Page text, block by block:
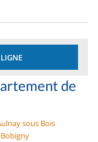
de
sous Bois